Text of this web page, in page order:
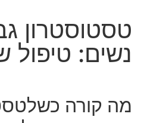
טסטוסטרון
נשים: טיפול
מה קורה